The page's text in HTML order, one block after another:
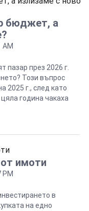
бюджет, а
AM
пазар през 2026 г.
Този въпрос
2025 г., след като
година чакаха
Именно фактът,
от имоти
PM
в
на едно